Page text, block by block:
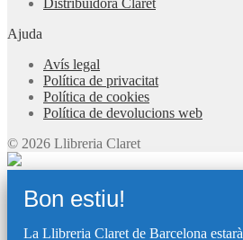
Distribuïdora Claret
Ajuda
Avís legal
Política de privacitat
Política de cookies
Política de devolucions web
© 2026 Llibreria Claret
Bon estiu!
La Llibreria Claret de Barcelona estarà